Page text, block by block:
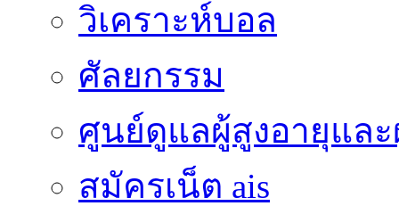
วิเคราะห์บอล
ศัลยกรรม
ศูนย์ดูแลผู้สูงอายุแล
สมัครเน็ต ais